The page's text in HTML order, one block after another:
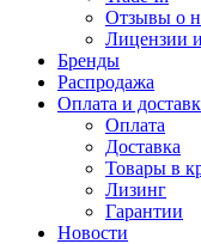
Отзывы о
Лицензии
Бренды
Распродажа
Оплата и
Оплата
Доставка
Товары в
Лизинг
Гарантии
Новости